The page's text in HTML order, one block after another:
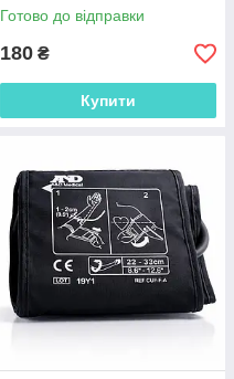
тонометра манжета 22-42 см
збільшена
Готово до відправки
180 ₴
Купити